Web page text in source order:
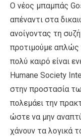
Ο νέος μπαμπάς
απέναντι στα
ανοίγοντας τη
προτιμούμε απλώς
πολύ καιρό είναι
Humane Society
στην προστασία
πολεμάει την
ώστε να μην
χάνουν τα λογικά